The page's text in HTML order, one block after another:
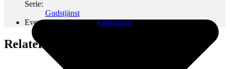
Serie:
Gudstjänst
Evenemang Kategori: Gudstjänst
Relaterade Evenemang